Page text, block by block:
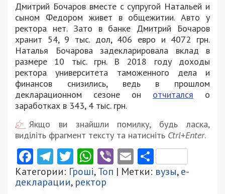
Дмитрий Бочаров вместе с супругой Натальей и
сыном Федором живет в общежитии. Авто у
ректора нет. Зато в банке Дмитрий Бочаров
хранит 54, 9 тыс. дол, 406 евро и 4072 грн.
Наталья Бочарова задекларировала вклад в
размере 10 тыс. грн. В 2018 году доходы
ректора университета таможенного дела и
финансов снизились, ведь в прошлом
декларационном сезоне он отчитался о
заработках в 343, 4 тыс. грн.
Якщо ви знайшли помилку, будь ласка,
виділіть фрагмент тексту та натисніть Ctrl+Enter.
Facebook
Telegram
Twitter
WhatsApp
ViberEmail
Категории: Гроші,Топ | Метки: вузы,е-
декларации, ректор